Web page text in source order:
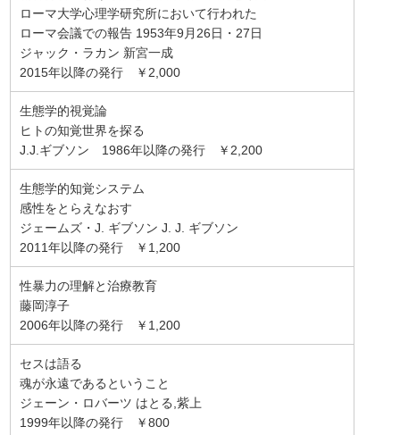
ローマ大学心理学研究所において行われた
ローマ会議での報告 1953年9月26日・27日
ジャック・ラカン 新宮一成
2015年以降の発行 ￥2,000
生態学的視覚論
ヒトの知覚世界を探る
J.J.ギブソン 1986年以降の発行 ￥2,200
生態学的知覚システム
感性をとらえなおす
ジェームズ・J. ギブソン J. J. ギブソン
2011年以降の発行 ￥1,200
性暴力の理解と治療教育
藤岡淳子
2006年以降の発行 ￥1,200
セスは語る
魂が永遠であるということ
ジェーン・ロバーツ はとる,紫上
1999年以降の発行 ￥800